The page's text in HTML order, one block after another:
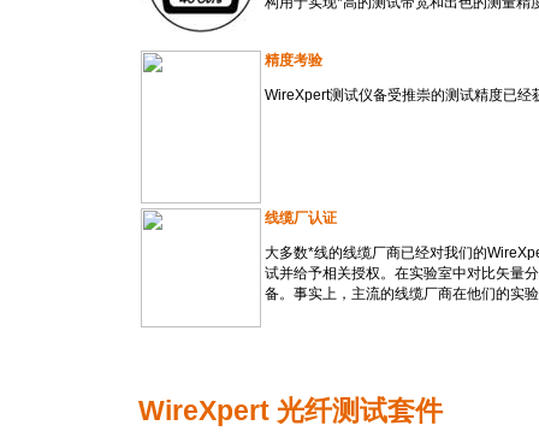
精度考验
WireXpert测试仪备受推崇的测试精度已经
线缆厂认证
大多数*线的线缆厂商已经对我们的
试并给予相关授权。在实验室中对比矢量
备。事实上，主流的线缆厂商在他们的实
WireXpert 光纤测试套件